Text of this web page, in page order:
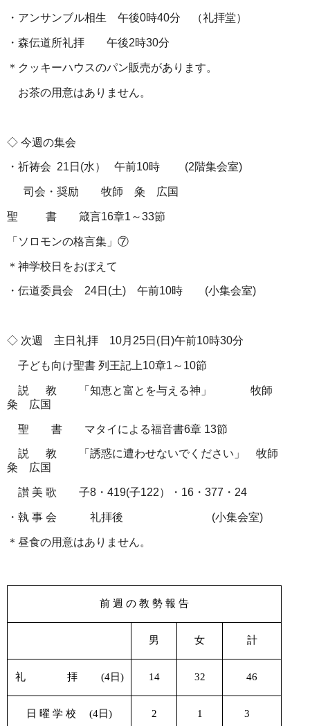
・アンサンブル相生 午後0時40分 （礼拝堂）
・森伝道所礼拝 午後2時30分
＊クッキーハウスのパン販売があります。
お茶の用意はありません。
◇ 今週の集会
・祈祷会 21 日 (水） 午前10時 (2階集会室)
司会・奨励 牧師 粂 広国
聖 書 箴言16章1 ～33節
「ソロモンの格言集」⑦
＊神学校日をおぼえて
・伝道委員会 24日 (土) 午前10時 (小集会室)
◇ 次週 主日礼拝 10月 25日 (日 )午前10時30分
子ども向け聖書 列王記上10章1 ～ 10節
説 教 「知恵と富とを与える神」
牧師
粂 広国
聖 書 マタイによる福音書6章 13節
説
教 「誘惑に遭わせないでください」 牧師
粂 広国
讃 美 歌 子8 ・ 419(子122）・ 16 ・ 377 ・ 24
・執 事 会 礼拝後 (小集会室)
＊昼食の用意はありません。
前 週 の 教 勢 報 告
男 女 計
礼 拝 (4日) 14 32 46
日 曜 学 校 (4日) 2 1 3